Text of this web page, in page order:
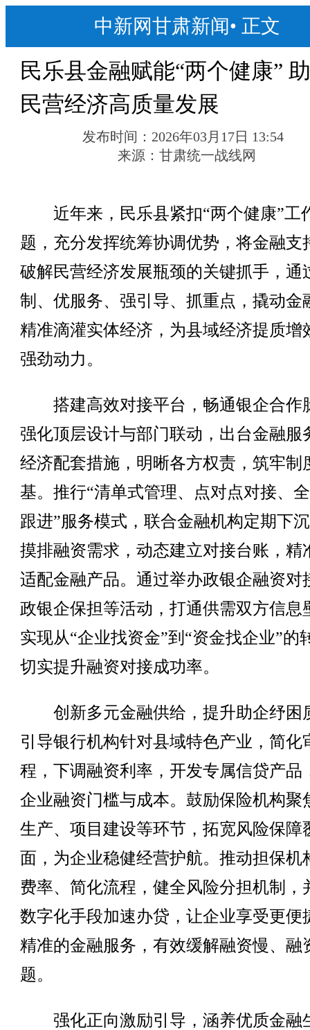
中新网甘肃新闻• 正文
民乐县金融赋能“两个健康”
民营经济高质量发展
发布时间： 2026年03月17日 13:54
来源： 甘肃统一战线网
近年来，民乐县紧扣“两个健康”工
题，充分发挥统筹协调优势，将金融支
破解民营经济发展瓶颈的关键抓手，通
制、优服务、强引导、抓重点，撬动金
精准滴灌实体经济，为县域经济提质增
强劲动力。
搭建高效对接平台，畅通银企合作
强化顶层设计与部门联动，出台金融服
经济配套措施，明晰各方权责，筑牢制
基。推行“清单式管理、点对点对接、
跟进”服务模式，联合金融机构定期下
摸排融资需求，动态建立对接台账，精
适配金融产品。通过举办政银企融资对
政银企保担等活动，打通供需双方信息
实现从“企业找资金”到“资金找企业”的
切实提升融资对接成功率。
创新多元金融供给，提升助企纾困
引导银行机构针对县域特色产业，简化
程，下调融资利率，开发专属信贷产品
企业融资门槛与成本。鼓励保险机构聚
生产、项目建设等环节，拓宽风险保障
面，为企业稳健经营护航。推动担保机
费率、简化流程，健全风险分担机制，
数字化手段加速办贷，让企业享受更便
精准的金融服务，有效缓解融资慢、融
题。
强化正向激励引导，涵养优质金融